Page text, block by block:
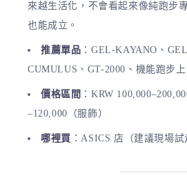
來越生活化，不會看起來像純跑步
也能成立。
推薦單品 ：GEL-KAYANO、
CUMULUS、GT-2000、機能跑步
價格區間 ：KRW
–120,000（服飾）
哪裡買 ：ASICS 店（建議現場